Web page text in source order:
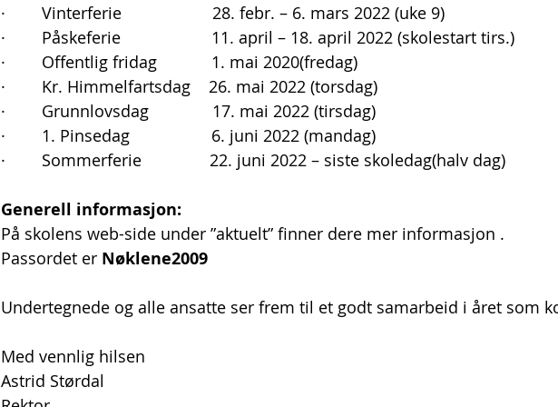
·        Vinterferie                    28. febr. – 6. mars 2022 (uke 9)
·        Påskeferie                    11. april – 18. april 2022 (skolestart tirs.)
·        Offentlig fridag            1. mai 2020(fredag)
·        Kr. Himmelfartsdag    26. mai 2022 (torsdag)
·        Grunnlovsdag              17. mai 2022 (tirsdag)
·        1. Pinsedag                  6. juni 2022 (mandag)
·        Sommerferie               22. juni 2022 – siste skoledag(halv dag)
Generell informasjon:
På skolens web-side under ”aktuelt” finner dere mer informasjon .
Passordet er Nøklene2009
Undertegnede og alle ansatte ser frem til et godt samarbeid i året som
Med vennlig hilsen
Astrid Størdal